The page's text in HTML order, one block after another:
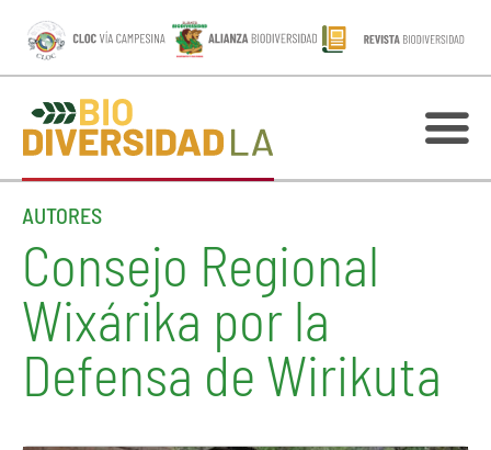
AUTORES
Consejo Regional
Wixárika por la
Defensa de Wirikuta